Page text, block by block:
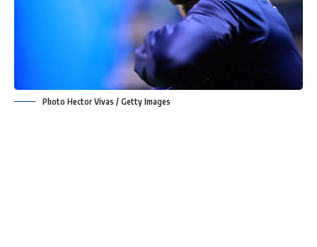
Photo Hector Vivas / Getty Images